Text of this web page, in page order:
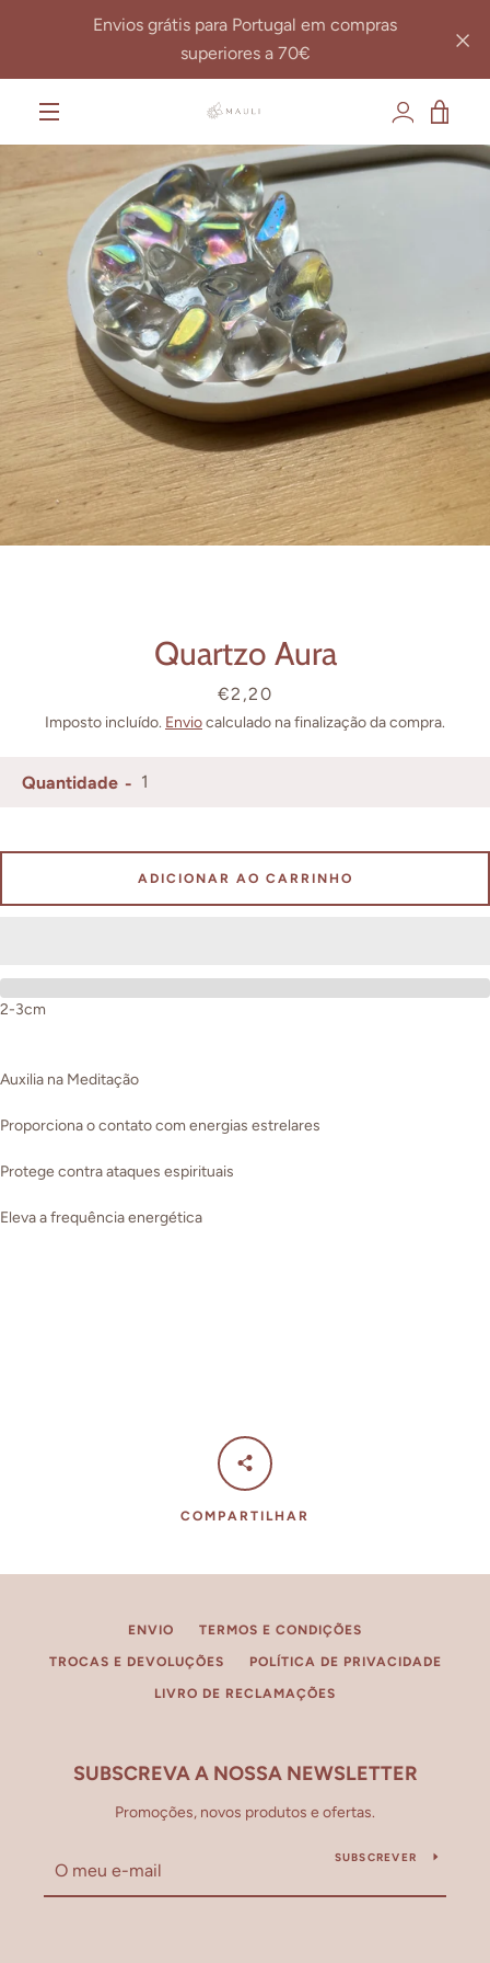
Conteúdo
Envios grátis para Portugal em compras
superiores a 70€
Quartzo Aura
Preço
€2,20
Imposto incluído. Enviocalculado na finalização da compra.
Quantidade
ADICIONAR AO CARRINHO
2-3cm
Auxilia na Meditação
Proporciona o contato com energias estrelares
Protege contra ataques espirituais
Eleva a frequência energética
COMPARTILHAR
ENVIO TERMOS E CONDIÇÕES
TROCAS E DEVOLUÇÕES POLÍTICA DE PRIVACIDADE
LIVRO DE RECLAMAÇÕES
SUBSCREVA A NOSSA NEWSLETTER
Promoções, novos produtos e ofertas.
SUBSCREVER